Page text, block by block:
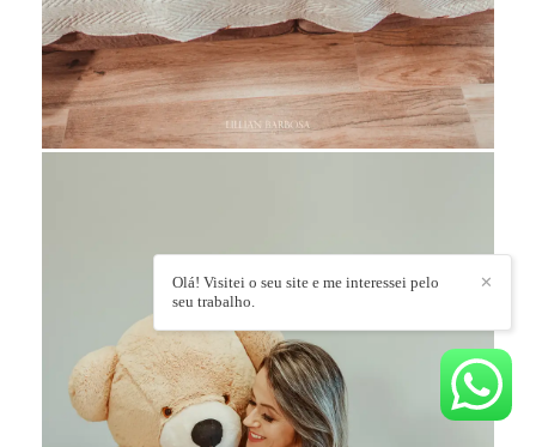
✕
Olá! Visitei o seu site e me interessei pelo
seu trabalho.